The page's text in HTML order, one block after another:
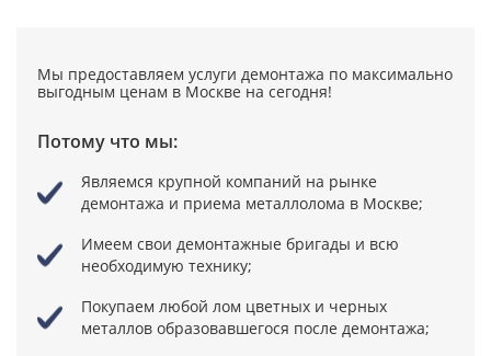
Мы предоставляем услуги демонтажа по максимально
выгодным ценам в Москве на сегодня!
Потому что мы:
Являемся крупной компаний на рынке
демонтажа и приема металлолома в Москве;
Имеем свои демонтажные бригады и всю
необходимую технику;
Покупаем любой лом цветных и черных
металлов образовавшегося после демонтажа;